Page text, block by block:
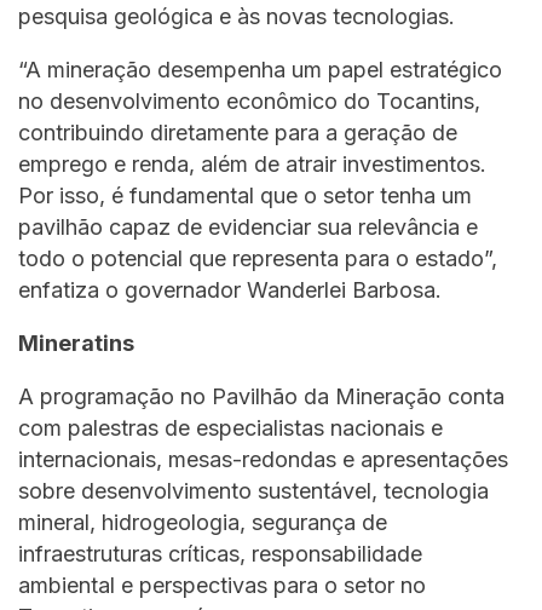
pesquisa geológica e às novas tecnologias.
“A mineração desempenha um papel estratégico
no desenvolvimento econômico do Tocantins,
contribuindo diretamente para a geração de
emprego e renda, além de atrair investimentos.
Por isso, é fundamental que o setor tenha um
pavilhão capaz de evidenciar sua relevância e
todo o potencial que representa para o estado”,
enfatiza o governador Wanderlei Barbosa.
Mineratins
A programação no Pavilhão da Mineração conta
com palestras de especialistas nacionais e
internacionais, mesas-redondas e apresentações
sobre desenvolvimento sustentável, tecnologia
mineral, hidrogeologia, segurança de
infraestruturas críticas, responsabilidade
ambiental e perspectivas para o setor no